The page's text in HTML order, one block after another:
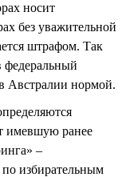
носит
без уважительной
штрафом. Так
федеральный
Австралии нормой.
имевшую ранее
» –
по избирательным